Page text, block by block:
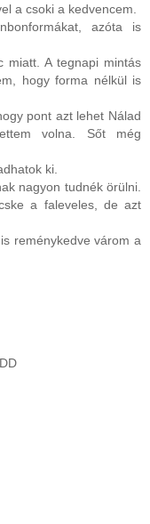
a csoki a kedvencem.
azóta is
miatt. A tegnapi mintás
hogy forma nélkül is
pont azt lehet Nálad
volna. Sőt még
ki.
nagyon tudnék örülni.
a faleveles, de azt
reménykedve várom a